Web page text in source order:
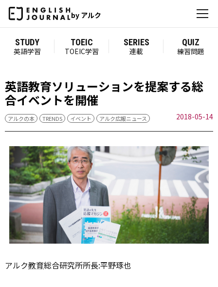
by アルク
STUDY
英語学習
TOEIC
TOEIC学習
SERIES
連載
QUIZ
練習問題
英語教育ソリューションを提案する総
合イベントを開催
アルクの本 TRENDS イベント アルク広報ニュース 2018-05-14
アルク教育総合研究所所長:平野琢也